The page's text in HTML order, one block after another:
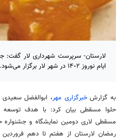
لارستان- سرپرست شهرداری لار گفت:
ایام نوروز ١۴٠٢ در شهر لار برگزار می‌شود.
به گزارشخبرگزاری مهر، ابوالفضل
حلوا مسقطی بیان کرد: با هدف توسعه
مسقطی لاری دومین نمایشگاه و